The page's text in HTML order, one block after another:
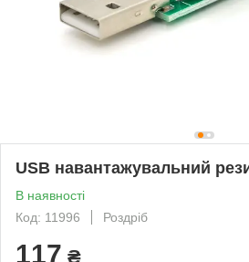
USB навантажувальний
В наявності
Код: 11996
Роздріб
117 ₴